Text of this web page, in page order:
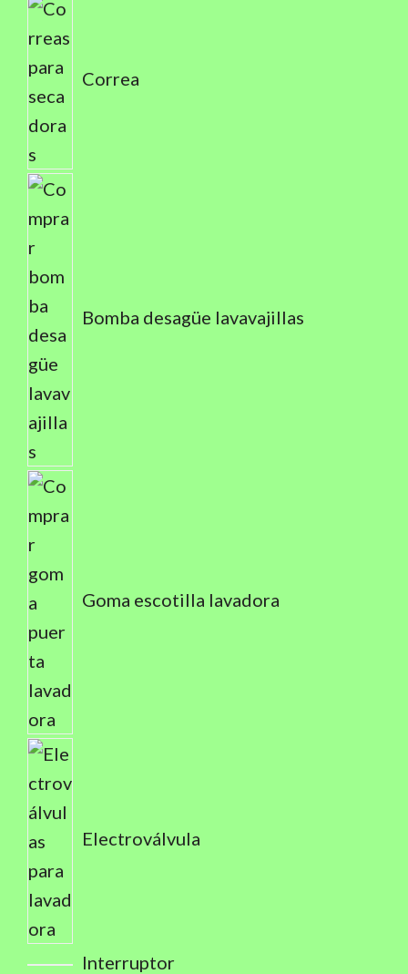
Correa
Bomba desagüe lavavajillas
Goma escotilla lavadora
Electroválvula
Interruptor